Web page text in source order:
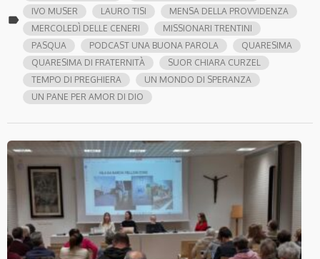
label
IVO MUSER
LAURO TISI
MENSA DELLA PROVVIDENZA
MERCOLEDÌ DELLE CENERI
MISSIONARI TRENTINI
PASQUA
PODCAST UNA BUONA PAROLA
QUARESIMA
QUARESIMA DI FRATERNITÀ
SUOR CHIARA CURZEL
TEMPO DI PREGHIERA
UN MONDO DI SPERANZA
UN PANE PER AMOR DI DIO